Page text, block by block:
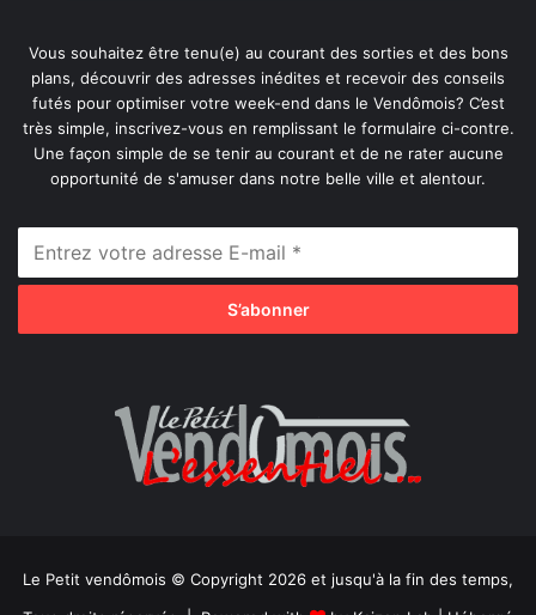
Vous souhaitez être tenu(e) au courant des sorties et des bons
plans, découvrir des adresses inédites et recevoir des conseils
futés pour optimiser votre week-end dans le Vendômois? C’est
très simple, inscrivez-vous en remplissant le formulaire ci-contre.
Une façon simple de se tenir au courant et de ne rater aucune
opportunité de s'amuser dans notre belle ville et alentour.
Le Petit vendômois © Copyright 2026 et jusqu'à la fin des temps,